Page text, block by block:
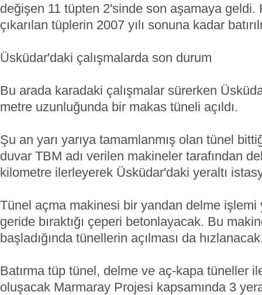
değişen 11 tüpten 2'sinde son aşamaya geldi.
çıkarılan tüplerin 2007 yılı sonuna kadar
Üsküdar'daki çalışmalarda son durum
Bu arada karadaki çalışmalar sürerken
metre uzunluğunda bir makas tüneli açıldı.
Şu an yarı yarıya tamamlanmış olan tünel
duvar TBM adı verilen makineler tarafından
kilometre ilerleyerek Üsküdar'daki yeraltı
Tünel açma makinesi bir yandan delme
geride bıraktığı çeperi betonlayacak. Bu
başladığında tünellerin açılması da
Batırma tüp tünel, delme ve aç-kapa tüneller
oluşacak Marmaray Projesi kapsamında 3